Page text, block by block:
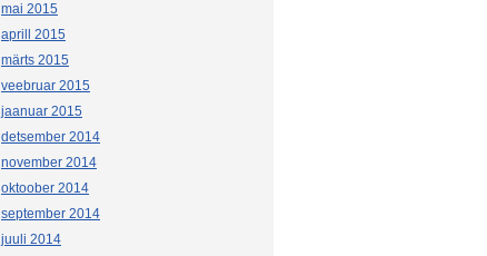
mai 2015
aprill 2015
märts 2015
veebruar 2015
jaanuar 2015
detsember 2014
november 2014
oktoober 2014
september 2014
juuli 2014